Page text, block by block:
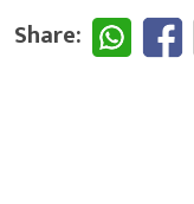
Share: